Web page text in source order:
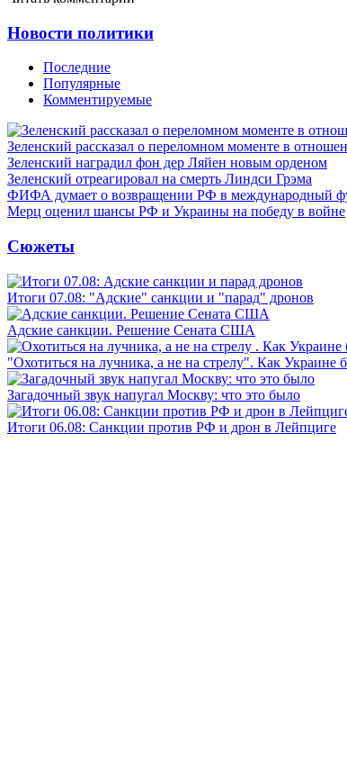
Новости политики
Последние
Популярные
Комментируемые
Зеленский рассказал о переломном моменте в
Зеленский наградил фон дер Ляйен новым орденом
Зеленский отреагировал на смерть Линдси Грэма
ФИФА думает о возвращении РФ в международный
Мерц оценил шансы РФ и Украины на победу в войне
Сюжеты
Итоги 07.08: "Адские" санкции и "парад" дронов
Адские санкции. Решение Сената США
"Охотиться на лучника, а не на стрелу". Как Украине
Загадочный звук напугал Москву: что это было
Итоги 06.08: Санкции против РФ и дрон в Лейпциге